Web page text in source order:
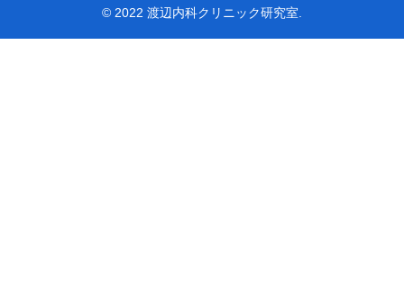
© 2022 渡辺内科クリニック研究室.